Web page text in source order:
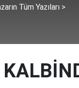
Tüm Yazıları >